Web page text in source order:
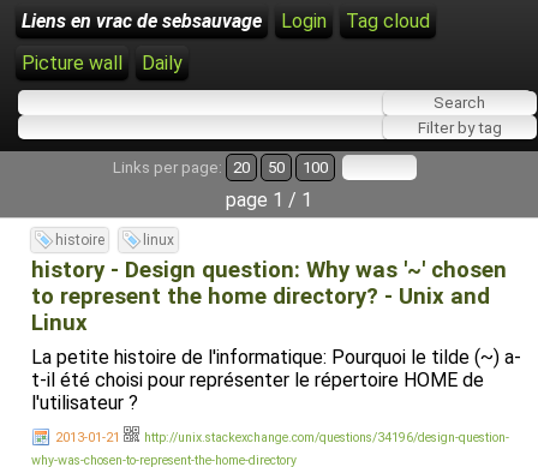
Liens en vrac de sebsauvage Login
Tag cloud
Picture wall
Daily
Links per page: 20 50 100
page 1 / 1
histoire linux
history - Design question: Why was '~' chosen
to represent the home directory? - Unix and
Linux
La petite histoire de l'informatique: Pourquoi le tilde (~) a-
t-il été choisi pour représenter le répertoire HOME de
l'utilisateur ?
2013-01-21
http://unix.stackexchange.com/questions/34196/design-question-
why-was-chosen-to-represent-the-home-directory